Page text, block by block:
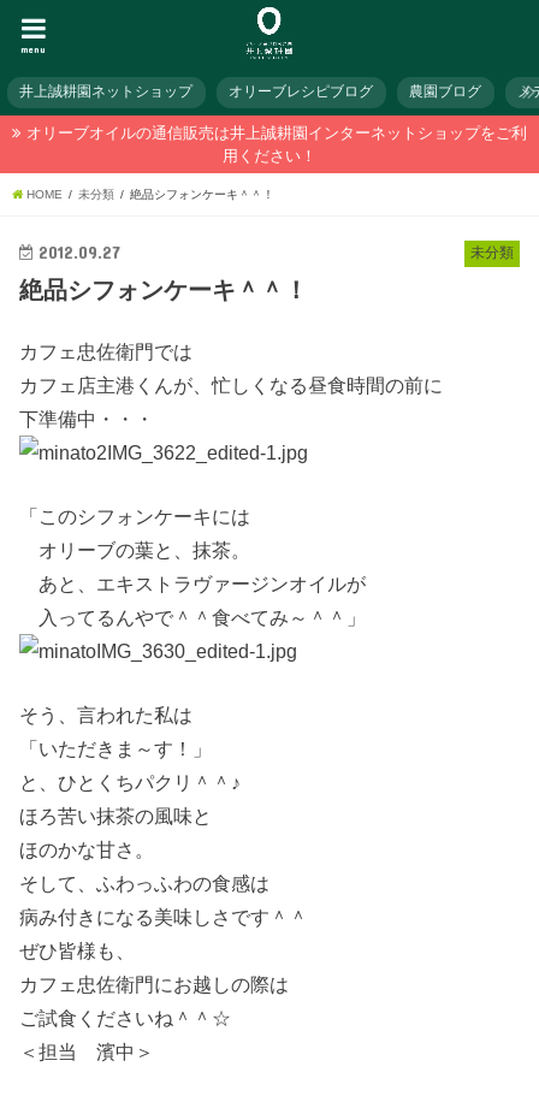
menu
井上誠耕園ネットショップ オリーブレシピブログ 農園ブログ メ
オリーブオイルの通信販売は井上誠耕園インターネットショップをご利
用ください！
HOME 未分類 絶品シフォンケーキ＾＾！
未分類
2012.09.27
絶品シフォンケーキ＾＾！
カフェ忠佐衛門では
カフェ店主港くんが、忙しくなる昼食時間の前に
下準備中・・・
「このシフォンケーキには
オリーブの葉と、抹茶。
あと、エキストラヴァージンオイルが
入ってるんやで＾＾食べてみ～＾＾」
そう、言われた私は
「いただきま～す！」
と、ひとくちパクリ＾＾♪
ほろ苦い抹茶の風味と
ほのかな甘さ。
そして、ふわっふわの食感は
病み付きになる美味しさです＾＾
ぜひ皆様も、
カフェ忠佐衛門にお越しの際は
ご試食くださいね＾＾☆
＜担当 濱中＞